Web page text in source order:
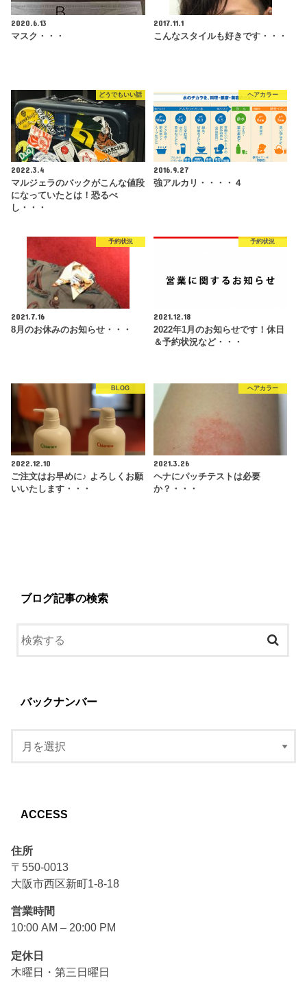
2020.6.13
マスク・・・
2017.11.1
こんなスタイルも好きです・・・
どうでもいい話
2022.3.4
マルジェラのバックがこんな値段
になっていたとは！恐るべ
し・・・
ヘアカラー
2016.9.27
強アルカリ・・・・４
予約状況
2021.7.16
8月のお休みのお知らせ・・・
予約状況
2021.12.18
2022年1月のお知らせです！休日
＆予約状況など・・・
BLOG
2022.12.10
ご注文はお早めに♪ よろしくお願
いいたします・・・
ヘアカラー
2021.3.26
ヘナにパッチテストは必要
か？・・・
ブログ記事の検索
バックナンバー
ACCESS
住所
〒550-0013
大阪市西区新町1-8-18
営業時間
10:00 AM – 20:00 PM
定休日
木曜日・第三日曜日